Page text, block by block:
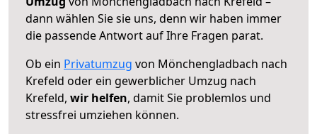
dann wählen Sie sie uns, denn wir haben immer
die passende Antwort auf Ihre Fragen parat.
Ob ein Privatumzug von Mönchengladbach nach
Krefeld oder ein gewerblicher Umzug nach
Krefeld, wir helfen, damit Sie problemlos und
stressfrei umziehen können.